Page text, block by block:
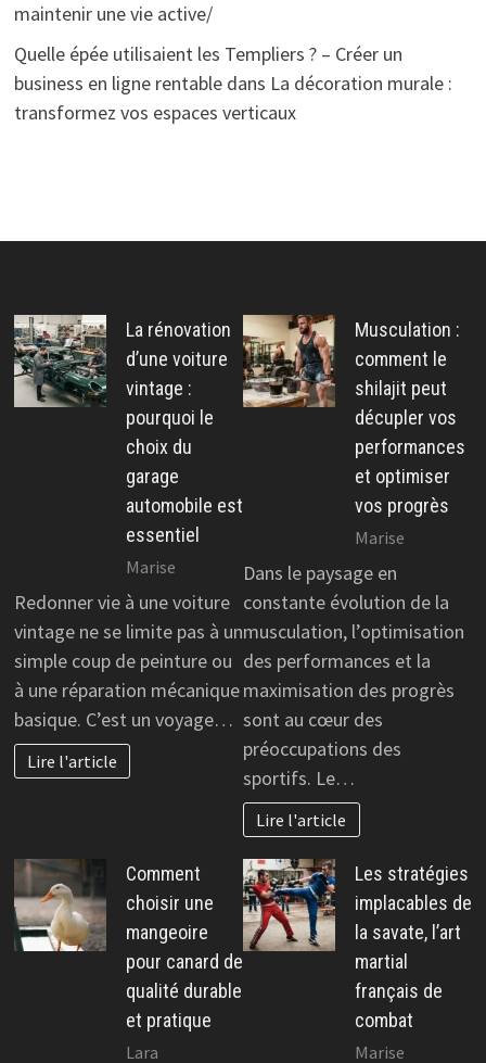
maintenir une vie active/
Quelle épée utilisaient les Templiers ? – Créer un
business en ligne rentabledans La décoration murale :
transformez vos espaces verticaux
La rénovation
d’une voiture
vintage :
pourquoi le
choix du
garage
automobile est
essentiel
Marise
Redonner vie à une voiture
vintage ne se limite pas à un
simple coup de peinture ou
à une réparation mécanique
basique. C’est un voyage…
Lire l'article
Musculation :
comment le
shilajit peut
décupler vos
performances
et optimiser
vos progrès
Marise
Dans le paysage en
constante évolution de la
musculation, l’optimisation
des performances et la
maximisation des progrès
sont au cœur des
préoccupations des
sportifs. Le…
Lire l'article
Comment
choisir une
mangeoire
pour canard de
qualité durable
et pratique
Lara
Les stratégies
implacables de
la savate, l’art
martial
français de
combat
Marise